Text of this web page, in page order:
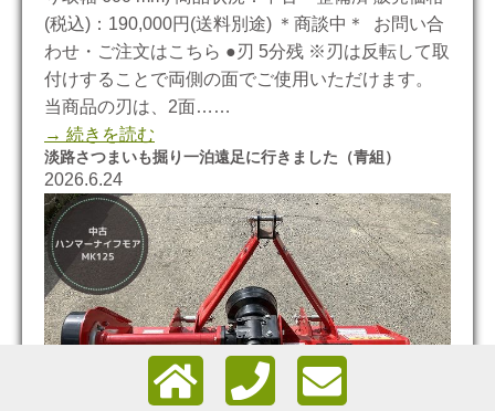
(税込)：190,000円(送料別途) ＊商談中＊ お問い合
わせ・ご注文はこちら ●刃 5分残 ※刃は反転して取
付けすることで両側の面でご使用いただけます。
当商品の刃は、2面……
→ 続きを読む
淡路さつまいも掘り一泊遠足に行きました（青組）
2026.6.24